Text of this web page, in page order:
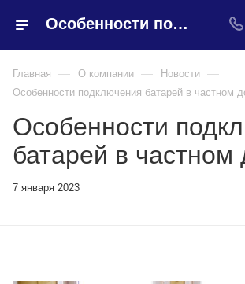
Особенности подключения батарей в частном доме
Главная — О компании — Новости —
Особенности подключения батарей в частном
Особенности
батарей в частном
7 января 2023